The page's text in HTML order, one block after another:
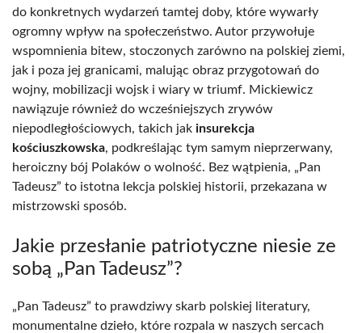
do konkretnych wydarzeń tamtej doby, które wywarły
ogromny wpływ na społeczeństwo. Autor przywołuje
wspomnienia bitew, stoczonych zarówno na polskiej ziemi,
jak i poza jej granicami, malując obraz przygotowań do
wojny, mobilizacji wojsk i wiary w triumf. Mickiewicz
nawiązuje również do wcześniejszych zrywów
niepodległościowych, takich jak insurekcja
kościuszkowska, podkreślając tym samym nieprzerwany,
heroiczny bój Polaków o wolność. Bez wątpienia, „Pan
Tadeusz” to istotna lekcja polskiej historii, przekazana w
mistrzowski sposób.
Jakie przesłanie patriotyczne niesie ze
sobą „Pan Tadeusz”?
„Pan Tadeusz” to prawdziwy skarb polskiej literatury,
monumentalne dzieło, które rozpala w naszych sercach